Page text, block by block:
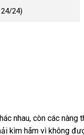
24)
nhautại
nhà
, còn dịch
vụ
các nàng
kìm hãm vì không